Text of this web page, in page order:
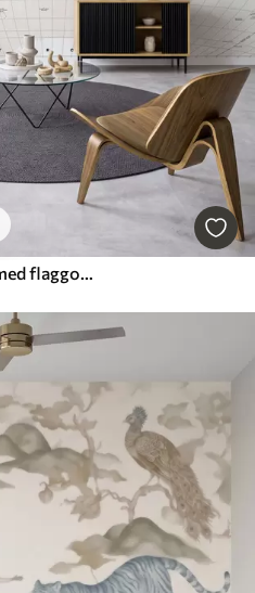
En brun politisk världskarta med flaggor på engelska